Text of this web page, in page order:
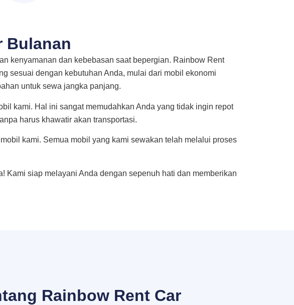
Bulanan
kenyamanan dan kebebasan saat bepergian. Rainbow Rent
sesuai dengan kebutuhan Anda, mulai dari mobil ekonomi
untuk sewa jangka panjang.
kami. Hal ini sangat memudahkan Anda yang tidak ingin repot
harus khawatir akan transportasi.
kami. Semua mobil yang kami sewakan telah melalui proses
Kami siap melayani Anda dengan sepenuh hati dan memberikan
Rainbow Rent Car